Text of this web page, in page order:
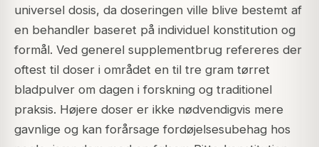
universel dosis, da doseringen ville blive bestemt af
en behandler baseret på individuel konstitution og
formål. Ved generel supplementbrug refereres der
oftest til doser i området en til tre gram tørret
bladpulver om dagen i forskning og traditionel
praksis. Højere doser er ikke nødvendigvis mere
gavnlige og kan forårsage fordøjelsesubehag hos